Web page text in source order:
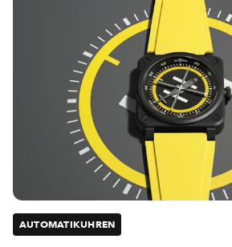
AUTOMATIKUHREN